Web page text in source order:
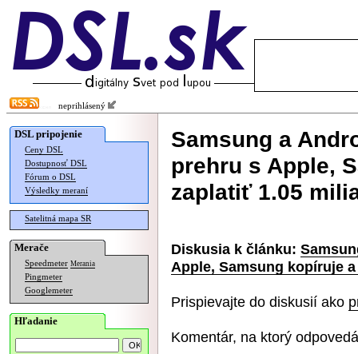
neprihlásený
DSL pripojenie
Ceny DSL
Dostupnosť DSL
Fórum o DSL
Výsledky meraní
Satelitná mapa SR
Merače
Speedmeter Merania
Pingmeter
Googlemeter
Hľadanie
Samsung a
prehru s Apple,
zaplatiť 1.05
Diskusia k článku:
Apple, Samsung kopíruje
Prispievajte do diskusií ako
Komentár, na ktorý